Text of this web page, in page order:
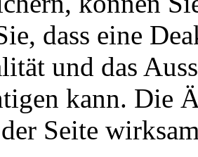
dass eine
und das
kann. Die
Seite